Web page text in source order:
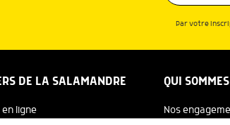
Par votre
DE LA SALAMANDRE
ligne
QUI
Nos